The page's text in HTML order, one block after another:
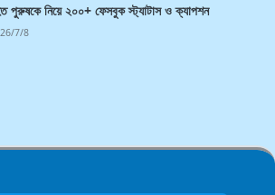
পুরুষকে নিয়ে ২০০+ ফেসবুক স্ট্যাটাস ও ক্যাপশন
7/8